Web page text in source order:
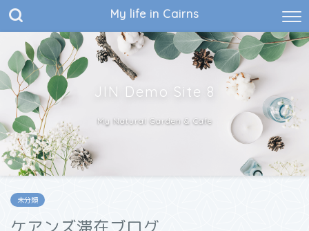
My life in Cairns
JIN Demo Site 8
My Natural Garden & Cafe
未分類
ケアンズ滞在ブログ